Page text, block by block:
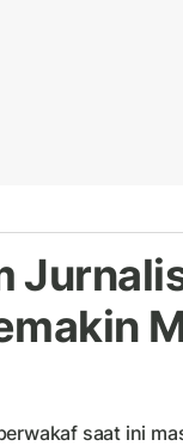
saat ini